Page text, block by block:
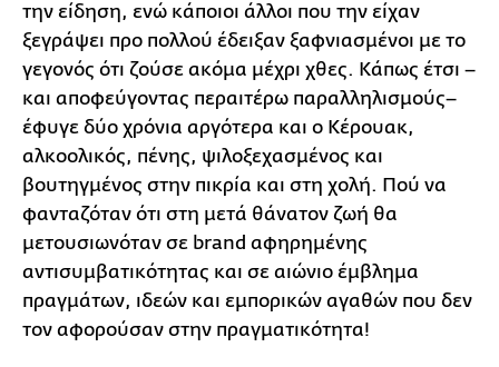
την είδηση, ενώ κάποιοι άλλοι που την είχαν
ξεγράψει προ πολλού έδειξαν ξαφνιασμένοι με το
γεγονός ότι ζούσε ακόμα μέχρι χθες. Κάπως έτσι –
και αποφεύγοντας περαιτέρω παραλληλισμούς–
έφυγε δύο χρόνια αργότερα και ο Κέρουακ,
αλκοολικός, πένης, ψιλοξεχασμένος και
βουτηγμένος στην πικρία και στη χολή. Πού να
φανταζόταν ότι στη μετά θάνατον ζωή θα
μετουσιωνόταν σε brand αφηρημένης
αντισυμβατικότητας και σε αιώνιο έμβλημα
πραγμάτων, ιδεών και εμπορικών αγαθών που δεν
τον αφορούσαν στην πραγματικότητα!